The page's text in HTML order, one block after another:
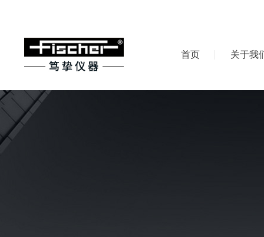
首页 关于我